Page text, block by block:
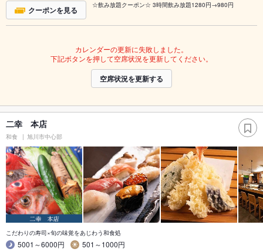
クーポンを見る ☆飲み放題クーポン☆ 3時間飲み放題1280円→980円
カレンダーの更新に失敗しました。
下記ボタンを押して空席状況を更新してください。
空席状況を更新する
二幸 本店
和食 旭川市中心部
こだわりの寿司×旬の味覚をあじわう和食処
5001～6000円
501～1000円